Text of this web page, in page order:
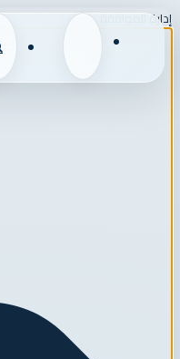
إدارة الموافقة
القائمة
عن